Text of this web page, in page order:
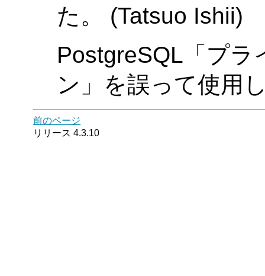
た。 (Tatsuo Ishii)
PostgreSQL「プ
ン」を誤って使用
前のページ
リリース 4.3.10